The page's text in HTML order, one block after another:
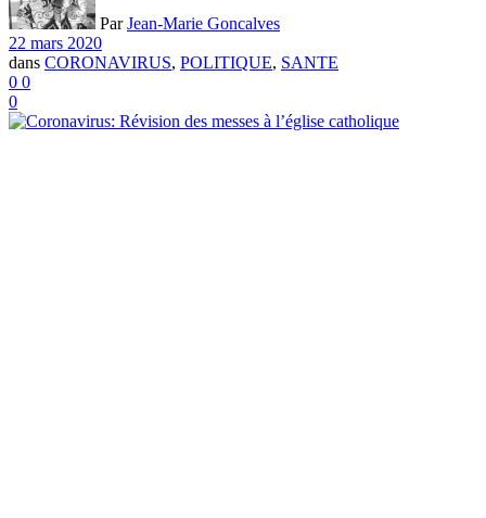
Par Jean-Marie Goncalves
22 mars 2020
dans CORONAVIRUS, POLITIQUE, SANTE
0 0
0